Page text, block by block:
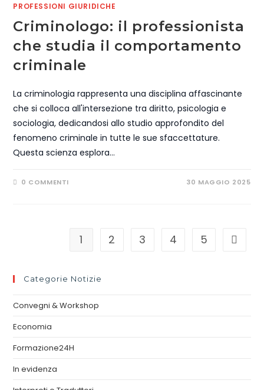
PROFESSIONI GIURIDICHE
Criminologo: il professionista
che studia il comportamento
criminale
La criminologia rappresenta una disciplina affascinante
che si colloca all'intersezione tra diritto, psicologia e
sociologia, dedicandosi allo studio approfondito del
fenomeno criminale in tutte le sue sfaccettature.
Questa scienza esplora…
0 COMMENTI 30 MAGGIO 2025
1 2 3 4 5
Categorie Notizie
Convegni & Workshop
Economia
Formazione24H
In evidenza